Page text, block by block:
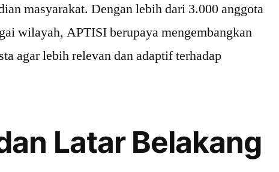
masyarakat. Dengan lebih dari 3.000 anggota
wilayah, APTISI berupaya mengembangkan
agar lebih relevan dan adaptif terhadap
Latar Belakang